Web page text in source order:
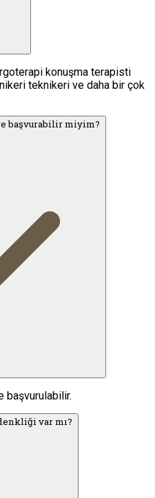
konuşma terapisti
teknikeri ve daha bir çok
başvurabilir miyim?
başvurulabilir.
var mı?